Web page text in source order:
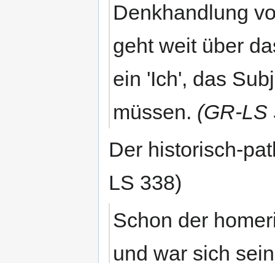
Denkhandlung
geht weit über
ein 'Ich', das
müssen. (GR-LS
Der historisch-
LS 338)
Schon der
und war sich